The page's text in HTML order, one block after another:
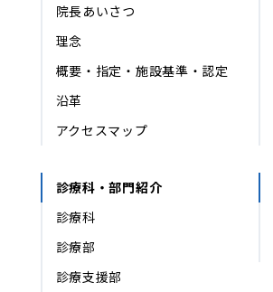
院長あいさつ
理念
概要・指定・施設基準・認定
沿革
アクセスマップ
診療科・部門紹介
診療科
診療部
診療支援部